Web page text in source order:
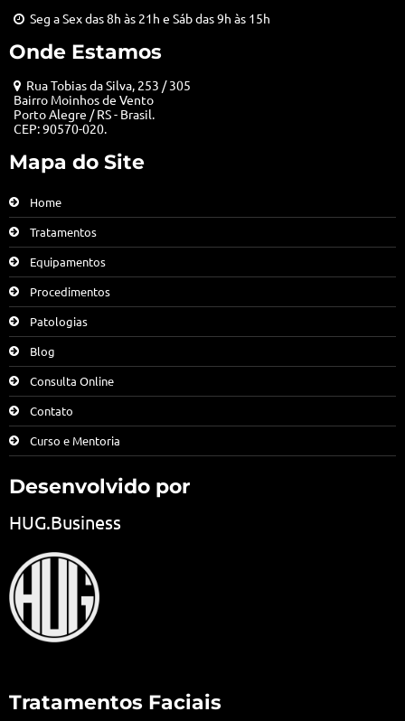
Seg a Sex das 8h às 21h e Sáb das 9h às 15h
Onde Estamos
Rua Tobias da Silva, 253 / 305
Bairro Moinhos de Vento
Porto Alegre / RS - Brasil.
CEP: 90570-020.
Mapa do Site
Home
Tratamentos
Equipamentos
Procedimentos
Patologias
Blog
Consulta Online
Contato
Curso e Mentoria
Desenvolvido por
HUG.Business
Tratamentos Faciais